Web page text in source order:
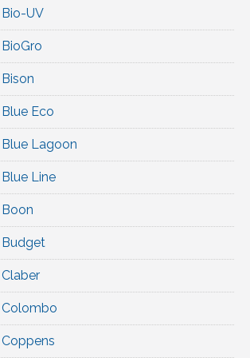
Bio-UV
BioGro
Bison
Blue Eco
Blue Lagoon
Blue Line
Boon
Budget
Claber
Colombo
Coppens